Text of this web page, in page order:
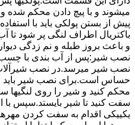
میشوند و با پیچ دادن محکم شده و
پیش از بستن پولکی باید با
باکتریال اطراف لنگی پر شود
و باعث بروز طبله و نم زدگی
نصب شیر:پس از آب بندی با چسب
نصب شیر میرسد.در نصب
حساس است.برای نصب شیر باید
محکم کنید و شیر را روی لنگیها
سفت کنید تا شیر بایستد.سپس با
یکییکی اقدام به سفت کردن